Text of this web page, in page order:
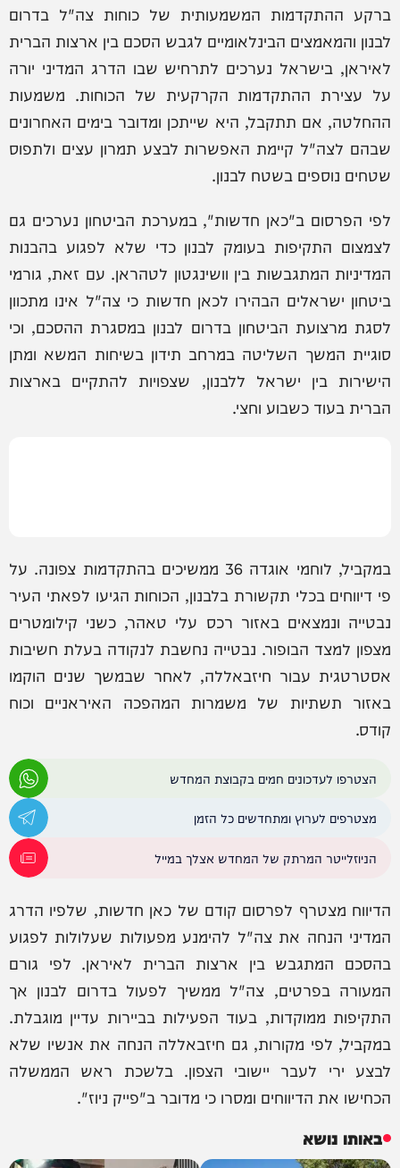
ברקע ההתקדמות המשמעותית של כוחות צה"ל בדרום
לבנון והמאמצים הבינלאומיים לגבש הסכם בין ארצות הברית
לאיראן, בישראל נערכים לתרחיש שבו הדרג המדיני יורה
על עצירת ההתקדמות הקרקעית של הכוחות. משמעות
ההחלטה, אם תתקבל, היא שייתכן ומדובר בימים האחרונים
שבהם לצה"ל קיימת האפשרות לבצע תמרון עצים ולתפוס
שטחים נוספים בשטח לבנון.
לפי הפרסום ב"כאן חדשות", במערכת הביטחון נערכים גם
לצמצום התקיפות בעומק לבנון כדי שלא לפגוע בהבנות
המדיניות המתגבשות בין וושינגטון לטהראן. עם זאת, גורמי
ביטחון ישראלים הבהירו לכאן חדשות כי צה"ל אינו מתכוון
לסגת מרצועת הביטחון בדרום לבנון במסגרת ההסכם, וכי
סוגיית המשך השליטה במרחב תידון בשיחות המשא ומתן
הישירות בין ישראל ללבנון, שצפויות להתקיים בארצות
הברית בעוד כשבוע וחצי.
במקביל, לוחמי אוגדה 36 ממשיכים בהתקדמות צפונה. על
פי דיווחים בכלי תקשורת בלבנון, הכוחות הגיעו לפאתי העיר
נבטייה ונמצאים באזור רכס עלי טאהר, כשני קילומטרים
מצפון למצד הבופור. נבטייה נחשבת לנקודה בעלת חשיבות
אסטרטגית עבור חיזבאללה, לאחר שבמשך שנים הוקמו
באזור תשתיות של משמרות המהפכה האיראניים וכוח
קודס.
הצטרפו לעדכונים חמים בקבוצת המחדש
מצטרפים לערוץ ומתחדשים כל הזמן
הניוזלייטר המרתק של המחדש אצלך במייל
הדיווח מצטרף לפרסום קודם של כאן חדשות, שלפיו הדרג
המדיני הנחה את צה"ל להימנע מפעולות שעלולות לפגוע
בהסכם המתגבש בין ארצות הברית לאיראן. לפי גורם
המעורה בפרטים, צה"ל ממשיך לפעול בדרום לבנון אך
התקיפות ממוקדות, בעוד הפעילות בביירות עדיין מוגבלת.
במקביל, לפי מקורות, גם חיזבאללה הנחה את אנשיו שלא
לבצע ירי לעבר יישובי הצפון. בלשכת ראש הממשלה
הכחישו את הדיווחים ומסרו כי מדובר ב"פייק ניוז".
באותו נושא